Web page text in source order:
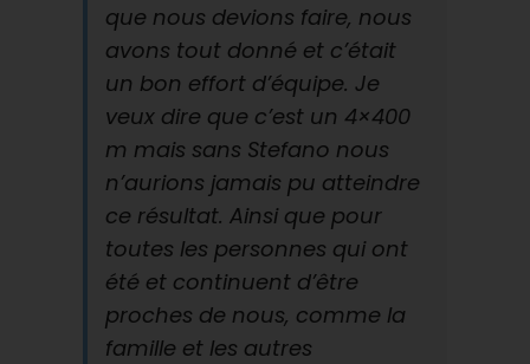
que nous devions faire, nous
avons tout donné et c’était
un bon effort d’équipe. Je
veux dire que c’est un 4×400
m mais sans Stefano nous
n’aurions jamais pu atteindre
ce résultat. Ainsi que pour
toutes les personnes qui ont
été et continuent d’être
proches de nous, comme la
famille et les autres